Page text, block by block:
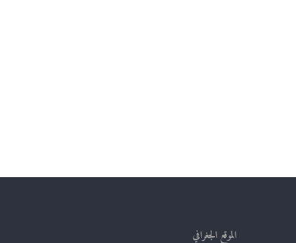
الموقع الجغرافي